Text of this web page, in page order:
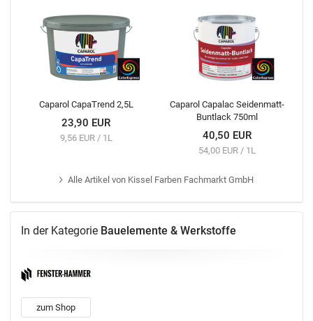
Caparol CapaTrend 2,5L
23,90 EUR
9,56 EUR / 1L
Caparol Capalac Seidenmatt-
Buntlack 750ml
40,50 EUR
54,00 EUR / 1L
AlleArtikel von Kissel Farben Fachmarkt GmbH
In der Kategorie Bauelemente & Werkstoffe
zum Shop